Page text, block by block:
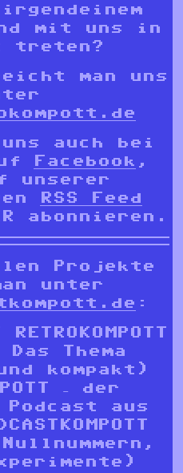
mit uns in
treten?
man uns
auch bei
Facebook ,
unserer
RSS Feed
abonnieren.
Projekte
unter
:
RETROKOMPOTT
Das Thema
kompakt)
– der
Podcast aus